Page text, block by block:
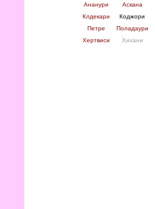
Ананури
Аскана
Клдекари
Коджори
Петре
Поладаури
Хертвиси
Хихани